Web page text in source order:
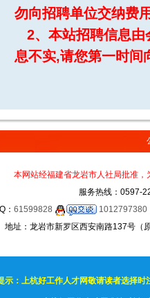
勿向招聘单位交纳费
2、本站招聘信息由
息不实,请您第一时间
本网站经福建省龙岩市人社局批准
服务热线：0597-
： 61599828
1012797380
地址：龙岩市新罗区西安南路137号（
示：上杭好工作人才网敬请读者选择